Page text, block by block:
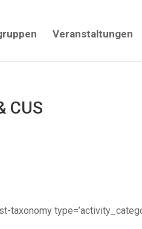
Veranstaltungen
CUS
taxonomy